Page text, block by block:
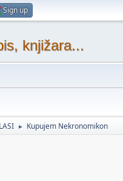
Sign up
knjižara...
► Kupujem Nekronomikon